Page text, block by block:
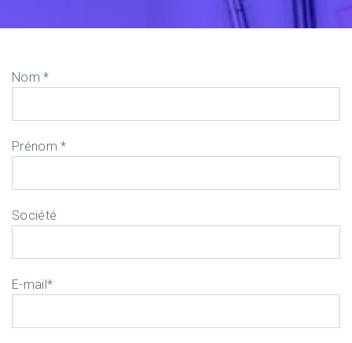
Nom *
Prénom *
Société
E-mail*